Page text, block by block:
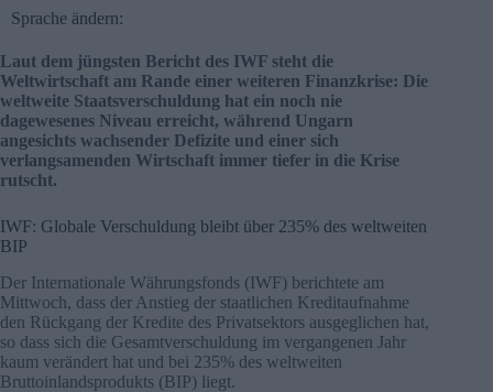
Sprache ändern:
Laut dem jüngsten Bericht des IWF steht die
Weltwirtschaft am Rande einer weiteren Finanzkrise: Die
weltweite Staatsverschuldung hat ein noch nie
dagewesenes Niveau erreicht, während Ungarn
angesichts wachsender Defizite und einer sich
verlangsamenden Wirtschaft immer tiefer in die Krise
rutscht.
IWF: Globale Verschuldung bleibt über 235% des weltweiten
BIP
Der Internationale Währungsfonds (IWF) berichtete am
Mittwoch, dass der Anstieg der staatlichen Kreditaufnahme
den Rückgang der Kredite des Privatsektors ausgeglichen hat,
so dass sich die Gesamtverschuldung im vergangenen Jahr
kaum verändert hat und bei 235% des weltweiten
Bruttoinlandsprodukts (BIP) liegt.